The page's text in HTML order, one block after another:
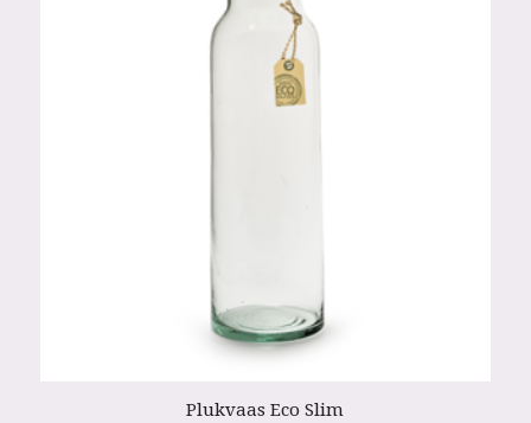
Plukvaas Eco Slim